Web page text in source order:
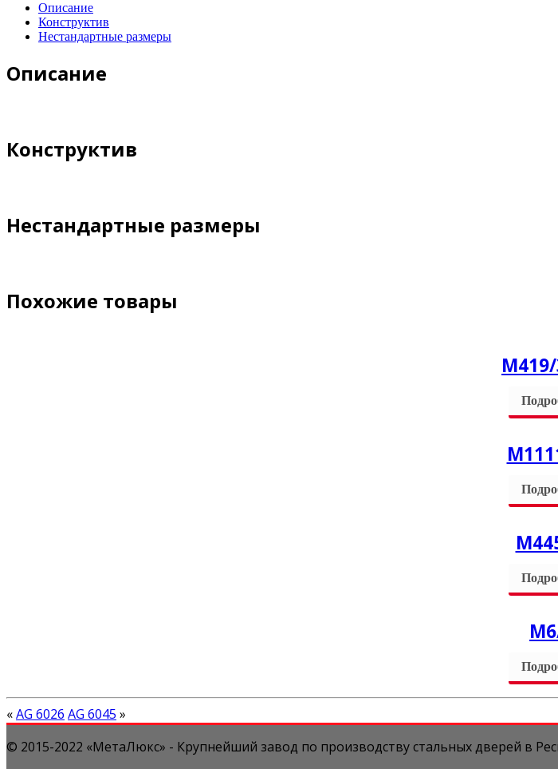
Описание
Конструктив
Нестандартные размеры
Описание
Конструктив
Нестандартные размеры
Похожие товары
«AG 6026 AG 6045 »
© 2015-2022 «МетаЛюкс» - Крупнейший завод по производству стальных дверей в